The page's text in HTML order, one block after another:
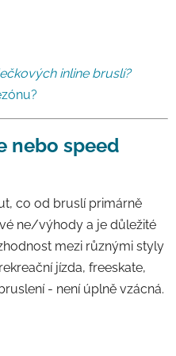
inline bruslí?
nebo speed
co od bruslí primárně
ne/výhody a je důležité
mezi různými styly
jízda, freeskate,
- není úplně vzácná.